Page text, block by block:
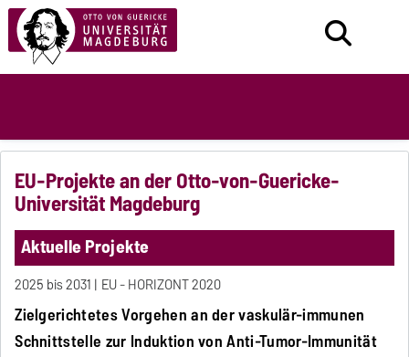
EU-Projekte an der Otto-von-Guericke-
Universität Magdeburg
Aktuelle Projekte
2025 bis 2031 EU - HORIZONT 2020
Zielgerichtetes Vorgehen an der vaskulär-immunen
Schnittstelle zur Induktion von Anti-Tumor-Immunität